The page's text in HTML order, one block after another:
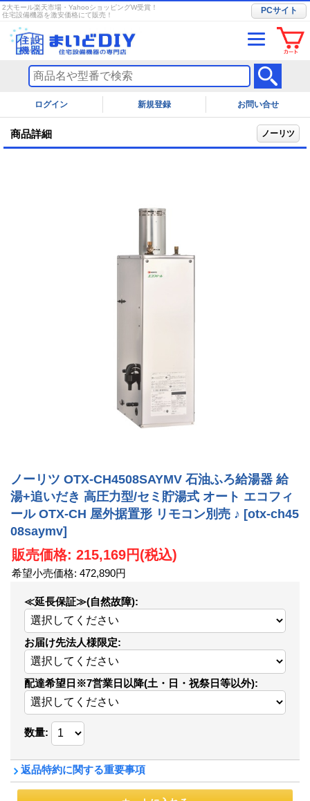
2大モール楽天市場・YahooショッピングW受賞！
住宅設備機器を激安価格にて販売！
PCサイト
ログイン お問い合せ
商品詳細 ノーリツ
ノーリツ OTX-CH4508SAYMV 石油ふろ給湯器 給
湯+追いだき 高圧力型/セミ貯湯式 オート エコフィ
ール OTX-CH 屋外据置形 リモコン別売 ♪ [otx-ch45
08saymv]
販売価格: 215,169円(税込)
希望小売価格: 472,890円
≪延長保証≫(自然故障):
お届け先法人様限定:
配達希望日※7営業日以降(土・日・祝祭日等以外):
数量:
返品特約に関する重要事項